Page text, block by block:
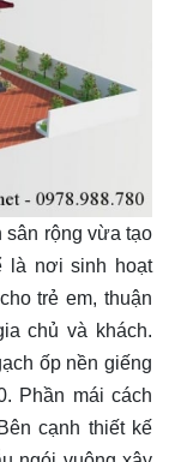
rộng vừa tạo
là nơi sinh hoạt
trẻ em, thuận
chủ và khách.
ốp nền giếng
Phần mái cách
cạnh thiết kế